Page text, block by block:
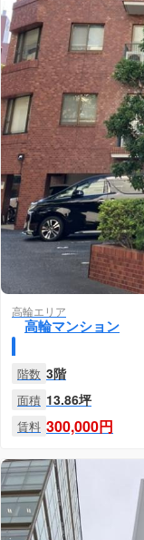
高輪エリア
高輪マンション
階数 3階
面積 13.86坪
賃料 300,000円